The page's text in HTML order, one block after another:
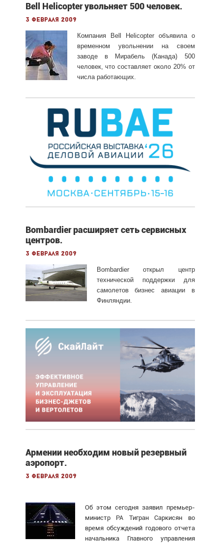
Bell Helicopter увольняет 500 человек.
3 февраля 2009
Компания Bell Helicopter объявила о
временном увольнении на своем
заводе в Мирабель (Канада) 500
человек, что составляет около 20% от
числа работающих.
Bombardier расширяет сеть сервисных
центров.
3 февраля 2009
Bombardier открыл центр
технической поддержки для
самолетов бизнес авиации в
Финляндии.
Армении необходим новый резервный
аэропорт.
3 февраля 2009
Об этом сегодня заявил премьер-
министр РА Тигран Саркисян во
время обсуждений годового отчета
начальника Главного управления